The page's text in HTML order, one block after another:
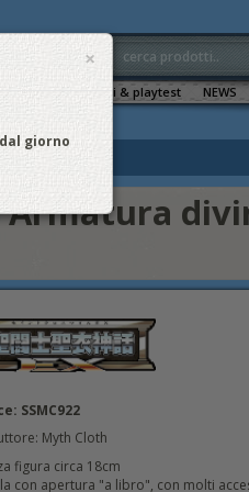
Sala tornei & playtest NEWS
Armatura
SSMC922
Myth Cloth
figura circa 18cm
con apertura "a libro", con molti
×
giorno